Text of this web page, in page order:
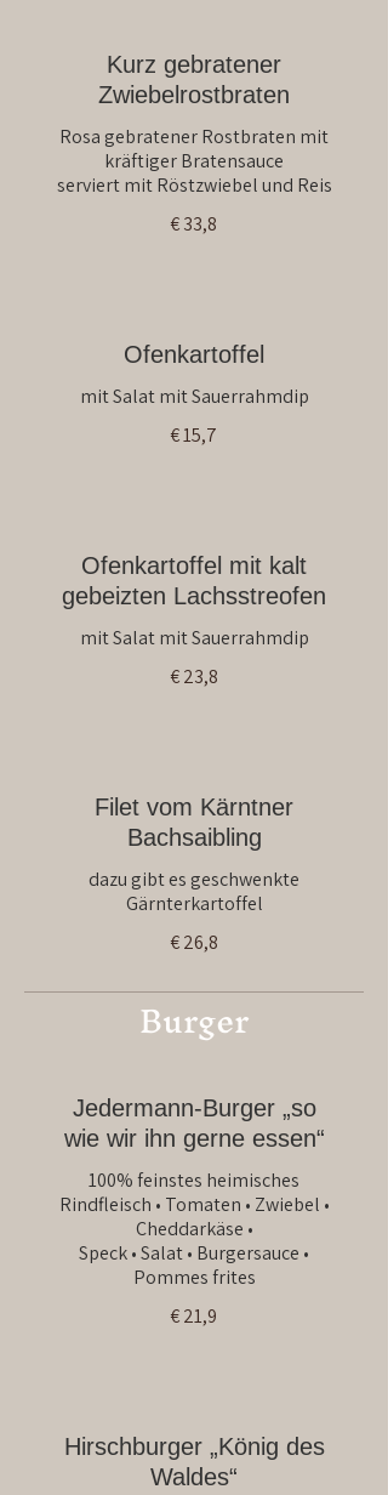
Kurz gebratener
Zwiebelrostbraten
Rosa gebratener Rostbraten mit
kräftiger Bratensauce
serviert mit Röstzwiebel und Reis
€ 33,8
Ofenkartoffel
mit Salat mit Sauerrahmdip
€ 15,7
Ofenkartoffel mit kalt
gebeizten Lachsstreofen
mit Salat mit Sauerrahmdip
€ 23,8
Filet vom Kärntner
Bachsaibling
dazu gibt es geschwenkte
Gärnterkartoffel
€ 26,8
Burger
Jedermann-Burger „so
wie wir ihn gerne essen“
100% feinstes heimisches
Rindfleisch • Tomaten • Zwiebel •
Cheddarkäse •
Speck • Salat • Burgersauce •
Pommes frites
€ 21,9
Hirschburger „König des
Waldes“